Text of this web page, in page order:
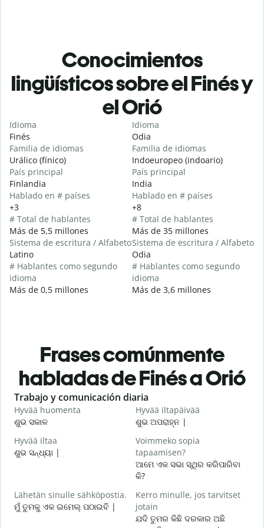
Conocimientos
lingüísticos sobre el Finés y
el Orió
Idioma
Finés
Familia de idiomas
Urálico (fínico)
País principal
Finlandia
Hablado en # países
+3
# Total de hablantes
Más de 5,5 millones
Sistema de escritura / Alfabeto
Latino
# Hablantes como segundo
idioma
Más de 0,5 millones
Idioma
Odia
Familia de idiomas
Indoeuropeo (indoario)
País principal
India
Hablado en # países
+8
# Total de hablantes
Más de 35 millones
Sistema de escritura / Alfabeto
Odia
# Hablantes como segundo
idioma
Más de 3,6 millones
Frases comúnmente
habladas de Finés a Orió
Slide 1 of 6
Trabajo y comunicación diaria
Hyvää huomenta
ଶୁଭ ସକାଳ
Hyvää iltapäivää
ଶୁଭ ଅପରାହ୍ନ |
Hyvää iltaa
ଶୁଭ ସନ୍ଧ୍ୟା |
Voimmeko sopia
tapaamisen?
ଆମେ ଏକ ସଭା ସ୍ଥିର କରିପାରିବା
କି?
Lähetän sinulle sähköpostia.
ମୁଁ ତୁମକୁ ଏକ ଇମେଲ୍ ପଠାଇବି |
Kerro minulle, jos tarvitset
jotain
ଯଦି ତୁମର କିଛି ଦରକାର ଅଛି